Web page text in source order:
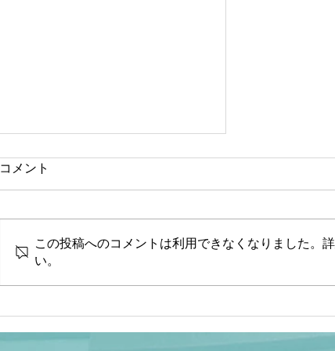
【文】【リアルマトリック
に「心が女」の男が侵入…▼
コメント
この投稿へのコメントは利用できなくなりました。
い。